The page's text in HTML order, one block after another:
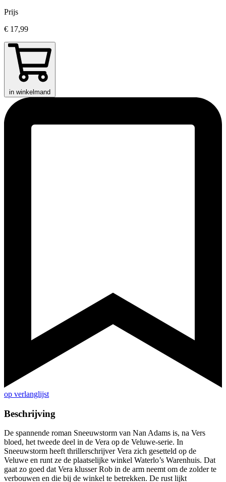
Prijs
€ 17,99
in winkelmand
op verlanglijst
Beschrijving
De spannende roman Sneeuwstorm van Nan Adams is, na Vers
bloed, het tweede deel in de Vera op de Veluwe-serie. In
Sneeuwstorm heeft thrillerschrijver Vera zich gesetteld op de
Veluwe en runt ze de plaatselijke winkel Waterlo’s Warenhuis. Dat
gaat zo goed dat Vera klusser Rob in de arm neemt om de zolder te
verbouwen en die bij de winkel te betrekken. De rust lijkt